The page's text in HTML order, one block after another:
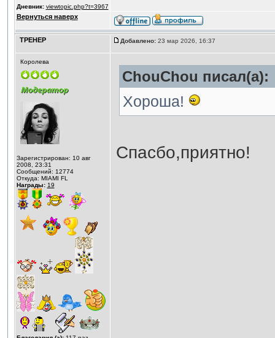
Дневник: viewtopic.php?t=3967
Вернуться наверх
ТРЕНЕР Добавлено:23 мар 2026, 16:37
Королева
Зарегистрирован: 10 авг
2008, 23:31
Сообщений: 12774
Откуда: MIAMI FL
Награды: 19
ChouChou писал(а):
Хороша!
Спасбо,приятно!